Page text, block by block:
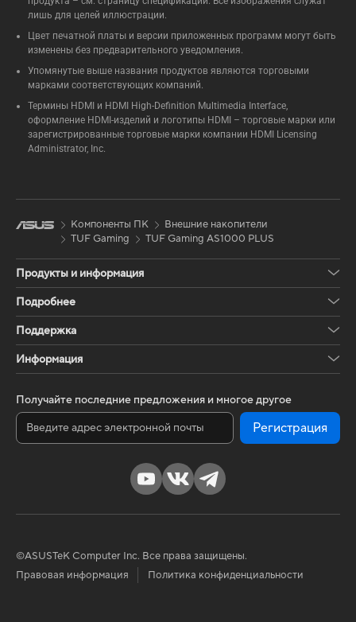
лишь для целей иллюстрации.
Цвет печатной платы и версии приложенных программ могут быть
изменены без предварительного уведомления.
Упомянутые выше названия продуктов являются торговыми
марками соответствующих компаний.
Термины HDMI и HDMI High-Definition Multimedia Interface,
оформление HDMI-изделий и логотипы HDMI – торговые марки или
зарегистрированные торговые марки компании HDMI Licensing
Administrator, Inc.
Компоненты ПК
Внешние накопители
TUF Gaming
TUF Gaming AS1000 PLUS
Продукты и информация
Подробнее
Поддержка
Информация
Получайте последние предложения и многое другое
Регистрация
©ASUSTeK Computer Inc. Все права защищены.
Правовая информация
Политика конфиденциальности